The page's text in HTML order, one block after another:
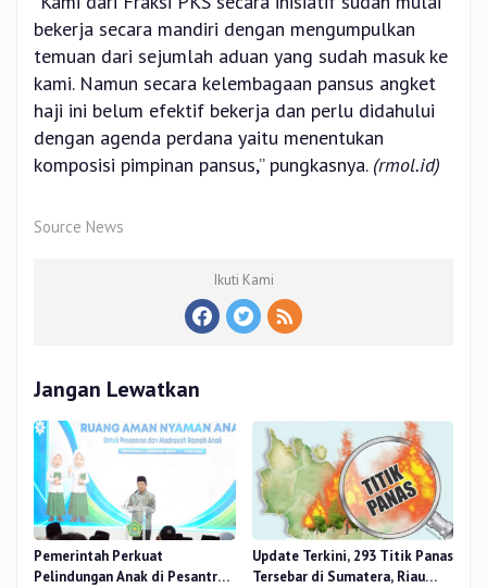
bekerja secara mandiri dengan mengumpulkan
temuan dari sejumlah aduan yang sudah masuk ke
kami. Namun secara kelembagaan pansus angket
haji ini belum efektif bekerja dan perlu didahului
dengan agenda perdana yaitu menentukan
komposisi pimpinan pansus,” pungkasnya. (rmol.id)
Source News
Ikuti Kami
Jangan Lewatkan
Pemerintah Perkuat
Pelindungan Anak di Pesantren
Update Terkini, 293 Titik Panas
Tersebar di Sumatera, Riau